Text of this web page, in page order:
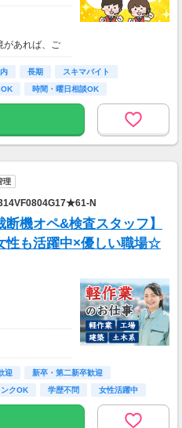
程度）
社員や主婦の
して活動され
があれば、ご
イベートとの
長期
スキマバイト
時間・曜日相談OK
理
N
機オペ&検査スタッフ】
性も活躍中×優しい職場☆
迎
新卒・第二新卒歓迎
クOK 学歴不問 女性活躍中